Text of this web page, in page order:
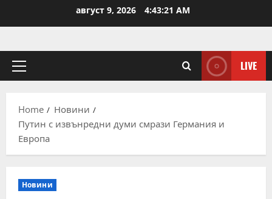
август 9, 2026 4:43:22 AM
Primary
LIVE
Home
Новини
Путин с извънредни думи смрази Германия и
Европа
Новини